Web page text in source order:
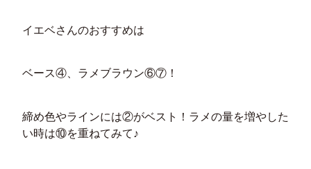
イエベさんのおすすめは
ベース④、ラメブラウン⑥⑦！
締め色やラインには②がベスト！ラメの量を増やした
い時は⑩を重ねてみて♪